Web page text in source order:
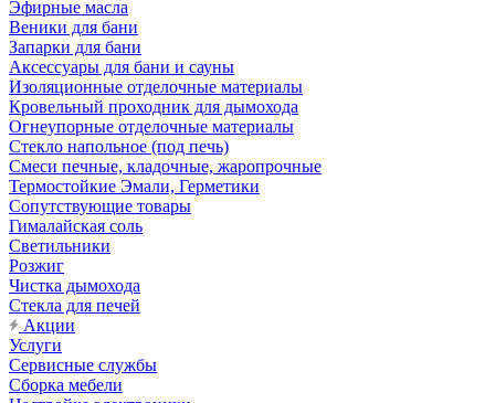
Эфирные масла
Веники для бани
Запарки для бани
Аксессуары для бани и сауны
Изоляционные отделочные материалы
Кровельный проходник для дымохода
Огнеупорные отделочные материалы
Стекло напольное (под печь)
Смеси печные, кладочные, жаропрочные
Термостойкие Эмали, Герметики
Сопутствующие товары
Гималайская соль
Светильники
Розжиг
Чистка дымохода
Стекла для печей
Акции
Услуги
Сервисные службы
Сборка мебели